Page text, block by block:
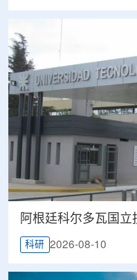
阿根廷科尔多瓦国
科研 2026-08-10